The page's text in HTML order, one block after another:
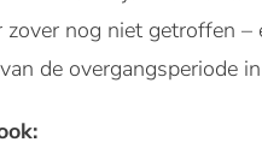
zover nog niet getroffen –
de overgangsperiode